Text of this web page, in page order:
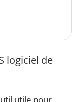
logiciel de